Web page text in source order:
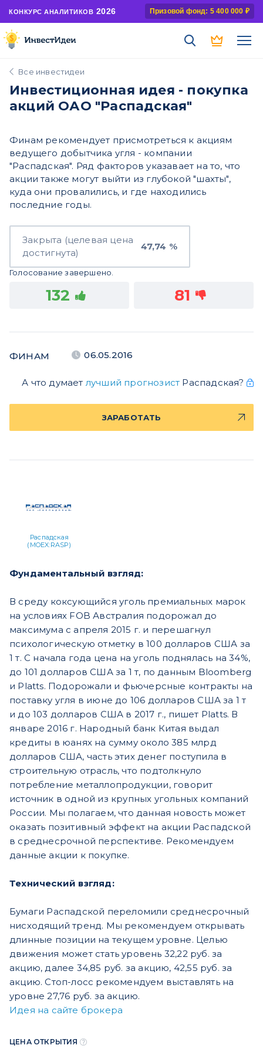
КОНКУРС АНАЛИТИКОВ 2026 Призовой фонд: 5 400 000 ₽
Все инвестидеи
Инвестиционная идея - покупка
акций ОАО "Распадская"
Финам рекомендует присмотреться к акциям
ведущего добытчика угля - компании
"Распадская". Ряд факторов указавает на то, что
акции также могут выйти из глубокой "шахты",
куда они провалились, и где находились
последние годы.
Закрыта (целевая цена
достигнута)
47,74 %
Голосование завершено.
132 81
ФИНАМ 06.05.2016
А что думает лучший прогнозист Распадская?
ЗАРАБОТАТЬ
Распадская
(MOEX:RASP)
Фундаментальный взгляд:
В среду коксующийся уголь премиальных марок
на условиях FOB Австралия подорожал до
максимума с апреля 2015 г. и перешагнул
психологическую отметку в 100 долларов США за
1 т. С начала года цена на уголь поднялась на 34%,
до 101 долларов США за 1 т, по данным Bloomberg
и Platts. Подорожали и фьючерсные контракты на
поставку угля в июне до 106 долларов США за 1 т
и до 103 долларов США в 2017 г., пишет Platts. В
январе 2016 г. Народный банк Китая выдал
кредиты в юанях на сумму около 385 млрд
долларов США, часть этих денег поступила в
строительную отрасль, что подтолкнуло
потребление металлопродукции, говорит
источник в одной из крупных угольных компаний
России. Мы полагаем, что данная новость может
оказать позитивный эффект на акции Распадской
в среднесрочной перспективе. Рекомендуем
данные акции к покупке.
Технический взгляд:
Бумаги Распадской переломили среднесрочный
нисходящий тренд. Мы рекомендуем открывать
длинные позиции на текущем уровне. Целью
движения может стать уровень 32,22 руб. за
акцию, далее 34,85 руб. за акцию, 42,55 руб. за
акцию. Стоп-лосс рекомендуем выставлять на
уровне 27,76 руб. за акцию.
Идея на сайте брокера
ЦЕНА ОТКРЫТИЯ